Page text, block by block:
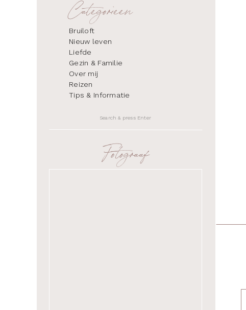
Tips & Informatie
Reizen
Over mij
Gezin & Familie
Liefde
Nieuw leven
Bruiloft
Categorieen
Fotograaf